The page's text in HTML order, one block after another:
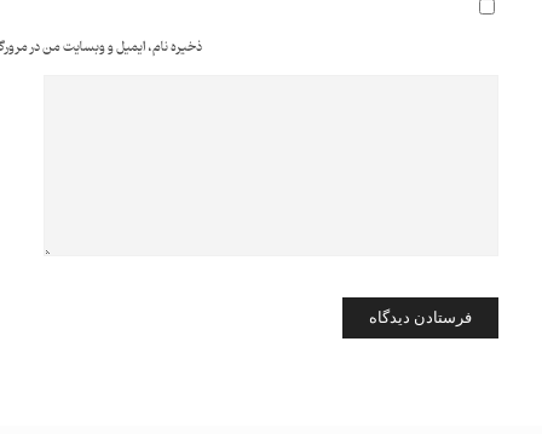
ذخیره نام، ایمیل و وبسایت من در